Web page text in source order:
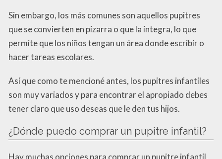
Sin embargo, los más comunes son aquellos pupitres
que se convierten en pizarra o que la integra, lo que
permite que los niños tengan un área donde escribir o
hacer tareas escolares.
Así que como te mencioné antes, los pupitres infantiles
son muy variados y para encontrar el apropiado debes
tener claro que uso deseas que le den tus hijos.
¿Dónde puedo comprar un pupitre infantil?
Hay muchas opciones para comprar un pupitre infantil,